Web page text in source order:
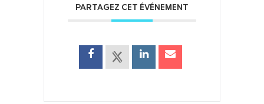
PARTAGEZ CET ÉVÉNEMENT